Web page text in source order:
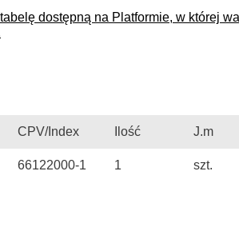
dostępną na Platformie, w której
CPV/Index Ilość J.m
66122000-1 1 szt.